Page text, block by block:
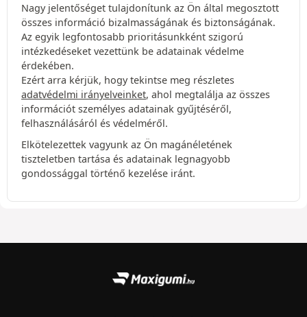
Nagy jelentőséget tulajdonítunk az Ön által megosztott
összes információ bizalmasságának és biztonságának.
Az egyik legfontosabb prioritásunkként szigorú
intézkedéseket vezettünk be adatainak védelme
érdekében.
Ezért arra kérjük, hogy tekintse meg részletes
adatvédelmi irányelveinket, ahol megtalálja az összes
információt személyes adatainak gyűjtéséről,
felhasználásáról és védelméről.
Elkötelezettek vagyunk az Ön magánéletének
tiszteletben tartása és adatainak legnagyobb
gondossággal történő kezelése iránt.